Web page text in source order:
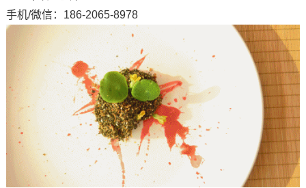
手机/微信：186-2065-8978